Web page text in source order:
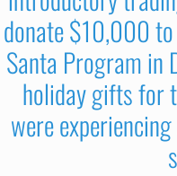
donate $10,000 to
Santa Program in
holiday gifts for
were